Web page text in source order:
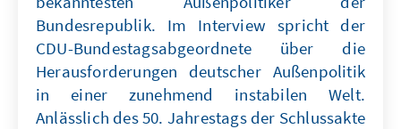
Bundesrepublik. Im Interview spricht der
CDU-Bundestagsabgeordnete über die
Herausforderungen deutscher Außenpolitik
in einer zunehmend instabilen Welt.
Anlässlich des 50. Jahrestags der Schlussakte